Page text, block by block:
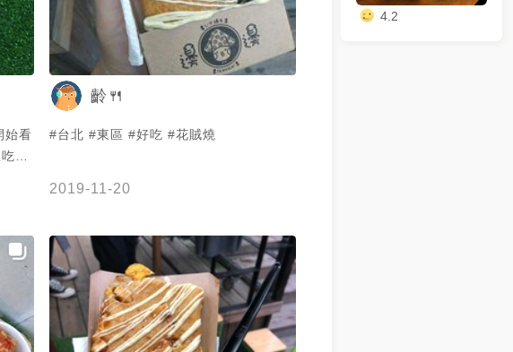
4.2
還
美
你
，
5
費
-
#
#
始看
🤣
日
齡🍴
#台北 #東區 #好吃 #花賊燒
2019-11-20